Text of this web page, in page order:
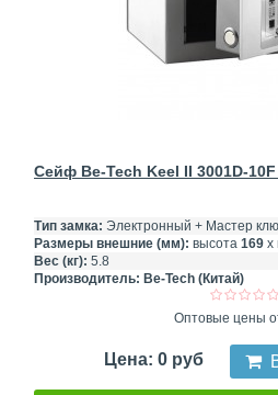
Сейф Be-Tech Keel II 3001D-
Тип замка: Электронный + Мастер
Размеры внешние (мм): высота 169 х
Вес (кг): 5.8
Производитель: Be-Tech (Китай)
Оптовые цены
Цена: 0 руб